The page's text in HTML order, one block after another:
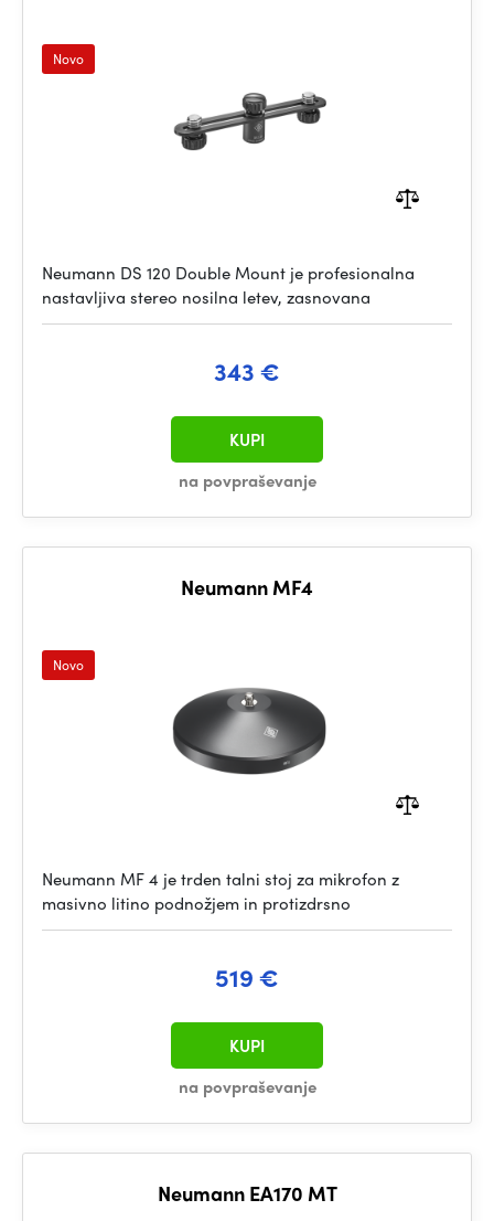
Novo
Neumann DS 120 Double Mount je profesionalna
nastavljiva stereo nosilna letev, zasnovana
343 €
na povpraševanje
KUPI
Neumann MF4
Novo
Neumann MF 4 je trden talni stoj za mikrofon z
masivno litino podnožjem in protizdrsno
519 €
na povpraševanje
KUPI
Neumann EA170 MT